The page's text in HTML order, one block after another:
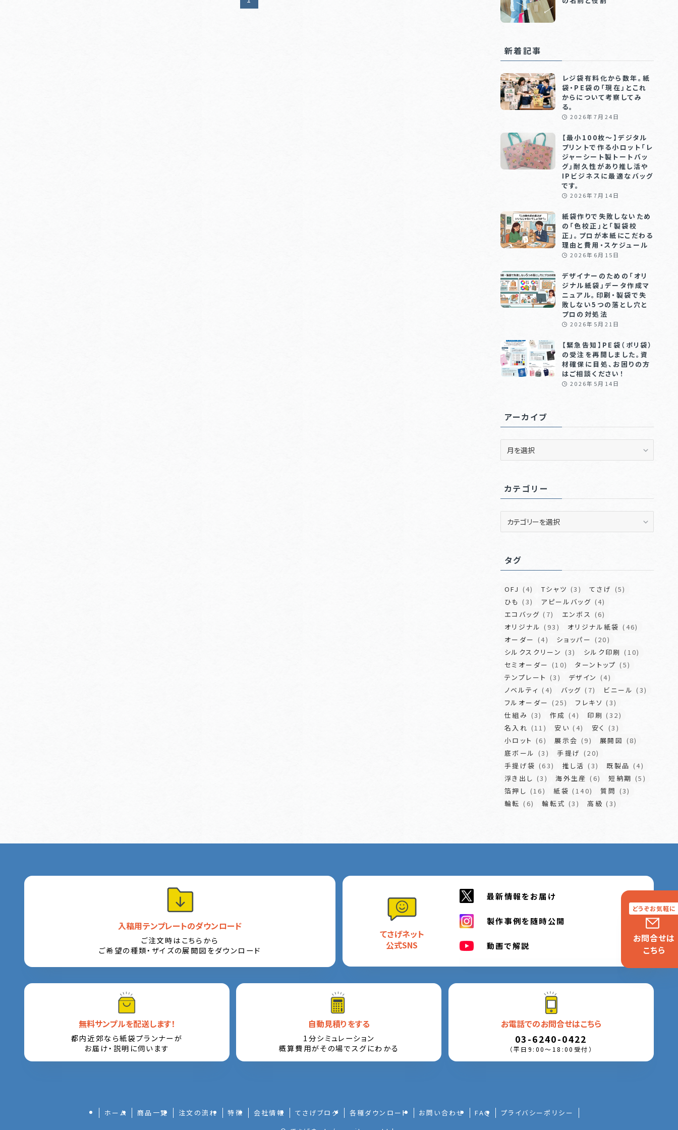
新着記事
レジ袋有料化から数年。紙
袋・PE袋の「現在」とこれ
からについて考察してみ
る。
2026年7月24日
【最小100枚〜】デジタル
プリントで作る小ロット「レ
ジャーシート製トートバッ
グ」耐久性があり推し活や
IPビジネスに最適なバッグ
です。
2026年7月14日
紙袋作りで失敗しないため
の「色校正」と「製袋校
正」。プロが本紙にこだわる
理由と費用・スケジュール
2026年6月15日
デザイナーのための「オリ
ジナル紙袋」データ作成マ
ニュアル。印刷・製袋で失
敗しない5つの落とし穴と
プロの対処法
2026年5月21日
【緊急告知】PE袋（ポリ袋）
の受注を再開しました。資
材確保に目処、お困りの方
はご相談ください！
2026年5月14日
アーカイブ
ー
ブ
カテゴリー
テ
ー
タグ
OFJ (4) Tシャツ (3) てさげ (5)
ひも (3) アピールバッグ (4)
エコバッグ (7) エンボス
(6)
オリジナル (93) オリジナル紙袋 (46)
オーダー (4) ショッパー (20)
シルクスクリーン (3) シルク印刷 (10)
セミオーダー (10) ターントップ (5)
テンプレート (3) デザイン (4)
ノベルティ (4) バッグ (7) ビニール (3)
フルオーダー (25) フレキソ (3)
仕組み (3) 作成 (4) 印刷 (32)
名入れ (11) 安い (4) 安く
(3)
小ロット (6) 展示会 (9) 展開図 (8)
底ボール (3) 手提げ (20)
手提げ袋 (63) 推し活 (3) 既製品 (4)
浮き出し (3) 海外生産 (6) 短納期 (5)
箔押し (16) 紙袋 (140) 質問 (3)
輪転 (6) 輪転式 (3) 高級 (3)
入稿用テンプレートのダウンロード
ご注文時はこちらから
ご希望の種類・ザイズの展開図をダウンロード
てさげネット
公式SNS
最新情報をお届け
製作事例を随時公開
動画で解説
無料サンプルを配送します！
都内近郊なら紙袋プランナーが
お届け・説明に伺います
自動見積りをする
1分シミュレーション
概算費用がその場でスグにわかる
お電話でのお問合せはこちら
03-6240-0422
（平日9:00〜18:00受付）
お問合せは
こちら
ホーム 商品一覧 注文の流れ 特徴 会社情報 てさげブログ 各種ダウンロード お問い合わせ FAQ プライバシーポリシー